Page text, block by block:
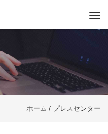
ホーム / プレスセンター